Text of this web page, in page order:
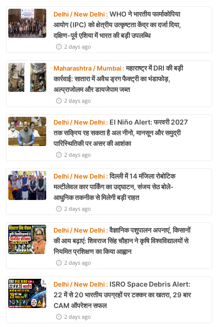
Delhi / New Delhi : WHO ने भारतीय फार्माकोपिया
आयोग (IPC) को क्षेत्रीय उत्कृष्टता केंद्र का दर्जा दिया,
दक्षिण-पूर्व एशिया में भारत की बड़ी उपलब्धि
2 days ago
Maharashtra / Mumbai :महाराष्ट्र में DRI की बड़ी
कार्रवाई: सातारा में अवैध ड्रग फैक्ट्री का भंडाफोड़,
अल्प्राजोलम और डायजेपाम जब्त
2 days ago
Delhi / New Delhi : El Niño Alert: फरवरी 2027
तक सक्रिय रह सकता है अल नीनो, मानसून और समुद्री
पारिस्थितिकी पर असर की आशंका
2 days ago
Delhi / New Delhi :दिल्ली में 14 मंजिला रोबोटिक
मल्टीलेवल कार पार्किंग का उद्घाटन, संजय सेठ बोले-
आधुनिक तकनीक से मिलेगी बड़ी राहत
2 days ago
Delhi / New Delhi :वैज्ञानिक पशुपालन अपनाएं, किसानों
की आय बढ़ाएं: शिवराज सिंह चौहान ने कृषि विश्वविद्यालयों से
नियमित प्रशिक्षण का किया आह्वान
2 days ago
Delhi / New Delhi : ISRO Space Debris Alert:
22 में से 20 भारतीय उपग्रहों पर टक्कर का खतरा, 29 बार
CAM ऑपरेशन सफल
2 days ago